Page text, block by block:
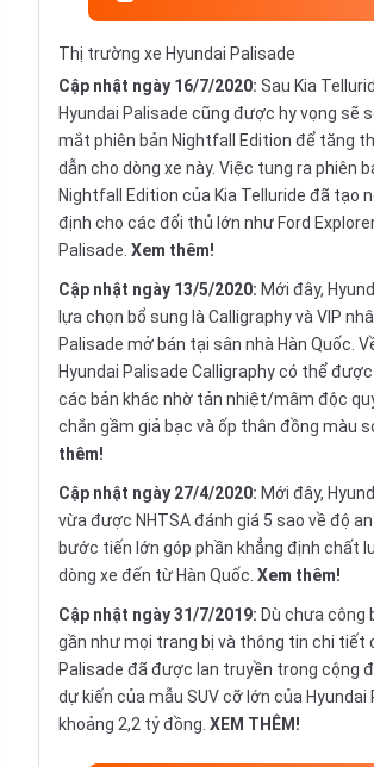
Thị trường xe Hyundai Palisade
Cập nhật ngày 16/7/2020: Sau Kia
Hyundai Palisade cũng được hy vọng sẽ
mắt phiên bản Nightfall Edition để tăng
dẫn cho dòng xe này. Việc tung ra phiên
Nightfall Edition của Kia Telluride đã tạo
định cho các đối thủ lớn như Ford
Palisade. Xem thêm!
Cập nhật ngày 13/5/2020: Mới đây,
lựa chọn bổ sung là Calligraphy và VIP
Palisade mở bán tại sân nhà Hàn Quốc.
Hyundai Palisade Calligraphy có thể
các bản khác nhờ tản nhiệt/mâm độc
chắn gầm giả bạc và ốp thân đồng màu
thêm!
Cập nhật ngày 27/4/2020: Mới đây,
vừa được NHTSA đánh giá 5 sao về độ
bước tiến lớn góp phần khẳng định chất
dòng xe đến từ Hàn Quốc. Xem thêm!
Cập nhật ngày 31/7/2019: Dù chưa công
gần như mọi trang bị và thông tin chi tiết
Palisade đã được lan truyền trong cộng
dự kiến của mẫu SUV cỡ lớn của Hyundai
khoảng 2,2 tỷ đồng. XEM THÊM!